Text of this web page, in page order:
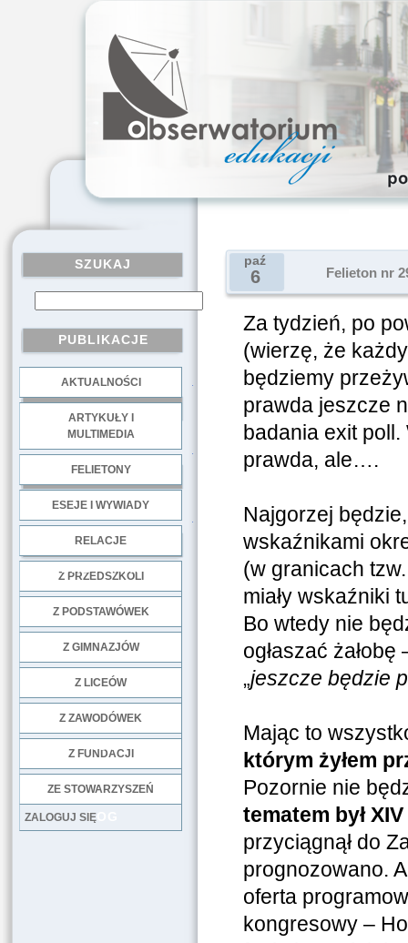
SZUKAJ
PUBLIKACJE
AKTUALNOŚCI
ARTYKUŁY I
MULTIMEDIA
FELIETONY
ESEJE I WYWIADY
RELACJE
Z PRZEDSZKOLI
Z PODSTAWÓWEK
Z GIMNAZJÓW
Z LICEÓW
Z ZAWODÓWEK
Z FUNDACJI
ZE STOWARZYSZEŃ
LOG
ZALOGUJ SIĘ
paź
6 Felieton nr
Za tydzień, po
(wierzę, że
będziemy
prawda jeszcze
badania exit
prawda, ale….
Najgorzej
wskaźnikami
(w granicach
miały wskaźniki
Bo wtedy nie
ogłaszać
„jeszcze będzie
Mając to
którym żyłem
Pozornie nie
tematem był
przyciągnął do
prognozowano.
oferta
kongresowy –